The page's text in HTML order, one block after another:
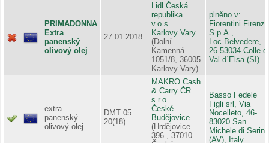
PRIMADONNA
Extra
panenský
olivový olej
27 01 2018
Lidl Česká
republika
v.o.s.
Karlovy Vary
(Dolní
Kamenná
1051/8, 36005
Karlovy Vary)
plněno v:
Fiorentini Firenze
S.p.A.,
Loc.Belvedere,
26-53034-Colle di
Val d´Elsa (SI)
extra
panenský
olivový olej
DMT 05
20(18)
MAKRO Cash
& Carry ČR
s.r.o.
České
Budějovice
(Hrdějovice
396 , 37010
Basso Fedele
Figli srl, Via
Nocelleto, 46-
83020 San
Michele di Serino
(AV), Italy